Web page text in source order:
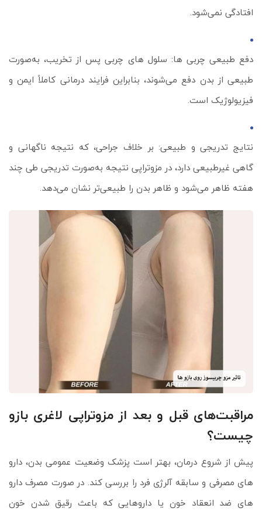
افتادگی نمی‌شود.
دفع طبیعی چربی‌ ها: سلول‌ های چربی پس از تخریب، به‌صورت
طبیعی از بدن دفع می‌شوند، بنابراین فرایند درمانی کاملاً ایمن و
فیزیولوژیک است.
نتایج تدریجی و طبیعی: بر خلاف جراحی، که نتیجه ناگهانی و
گاهی غیرطبیعی دارد، در مزوتراپی نتیجه به‌صورت تدریجی طی چند
هفته ظاهر می‌شود و ظاهر بدن را طبیعی‌تر نشان می‌دهد.
مراقبت‌های قبل و بعد از مزوتراپی لاغری بازو
چیست؟
پیش از شروع درمان، بهتر است پزشک وضعیت عمومی بدن، دارو
های مصرفی و سابقه آلرژی فرد را بررسی کند. در صورت مصرف دارو
های ضد انعقاد خون یا داروهایی که باعث رقیق شدن خون